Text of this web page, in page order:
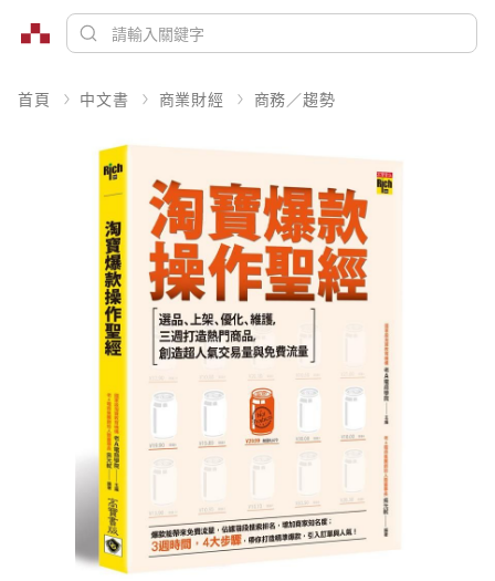
首頁 中文書 商業財經 商務／趨勢